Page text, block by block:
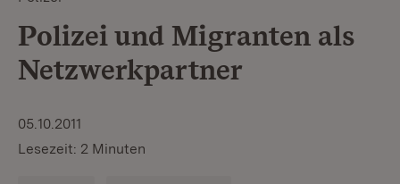
Polizei und Migranten als
Netzwerkpartner
05.10.2011
Lesezeit: 2 Minuten